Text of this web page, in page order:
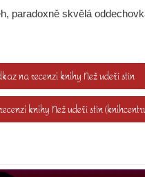
paradoxně skvělá
na recenzi knihy Než udeří stín
knihy Než udeří stín